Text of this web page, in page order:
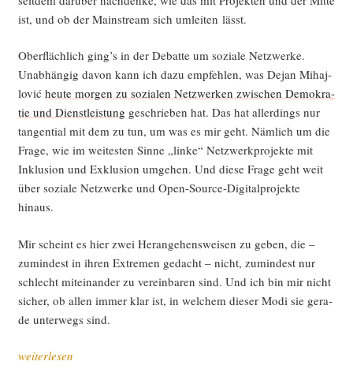
ist, und ob der Main­stream sich umlei­ten lässt.
Ober­fläch­lich ging’s in der Debat­te um sozia­le Netz­wer­ke.
Unab­hän­gig davon kann ich dazu emp­feh­len, was Dejan Miha­j­
lo­vić heu­te mor­gen zu sozia­len Netz­wer­ken zwi­schen Demo­kra­
tie und Dienst­leis­tung geschrie­ben hat. Das hat aller­dings nur
tan­gen­ti­al mit dem zu tun, um was es mir geht. Näm­lich um die
Fra­ge, wie im wei­tes­ten Sin­ne „lin­ke“ Netz­werk­pro­jek­te mit
Inklu­si­on und Exklu­si­on umge­hen. Und die­se Fra­ge geht weit
über sozia­le Netz­wer­ke und Open-Source-Digi­tal­pro­jek­te
hinaus.
Mir scheint es hier zwei Her­an­ge­hens­wei­sen zu geben, die –
zumin­dest in ihren Extre­men gedacht – nicht, zumin­dest nur
schlecht mit­ein­an­der zu ver­ein­ba­ren sind. Und ich bin mir nicht
sicher, ob allen immer klar ist, in wel­chem die­ser Modi sie gera­
de unter­wegs sind.
„Pro­
weiterlesen